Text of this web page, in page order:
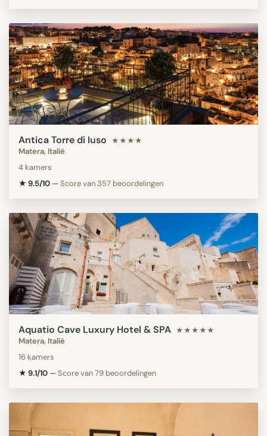
Antica Torre di Iuso ★★★★
Matera, Italië
4 kamers
★ 9.5/10 —Score van 357 beoordelingen
Aquatio Cave Luxury Hotel & SPA ★★★★★
Matera, Italië
16 kamers
★ 9.1/10 —Score van 79 beoordelingen